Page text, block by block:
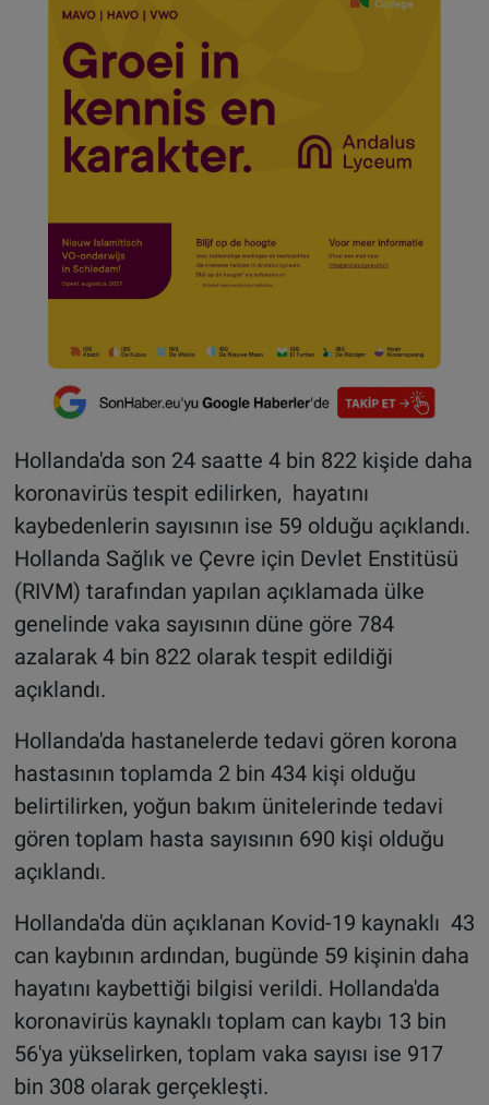
Hollanda'da son 24 saatte 4 bin 822 kişide daha
koronavirüs tespit edilirken, hayatını
kaybedenlerin sayısının ise 59 olduğu açıklandı.
Hollanda Sağlık ve Çevre için Devlet Enstitüsü
(RIVM) tarafından yapılan açıklamada ülke
genelinde vaka sayısının düne göre 784
azalarak 4 bin 822 olarak tespit edildiği
açıklandı.
Hollanda'da hastanelerde tedavi gören korona
hastasının toplamda 2 bin 434 kişi olduğu
belirtilirken, yoğun bakım ünitelerinde tedavi
gören toplam hasta sayısının 690 kişi olduğu
açıklandı.
Hollanda'da dün açıklanan Kovid-19 kaynaklı 43
can kaybının ardından, bugünde 59 kişinin daha
hayatını kaybettiği bilgisi verildi. Hollanda'da
koronavirüs kaynaklı toplam can kaybı 13 bin
56'ya yükselirken, toplam vaka sayısı ise 917
bin 308 olarak gerçekleşti.